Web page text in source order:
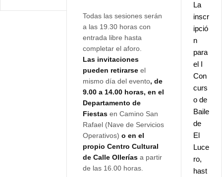
Todas las sesiones serán
a las 19.30 horas con
entrada libre hasta
completar el aforo.
Las invitaciones
pueden retirarseel
mismo día del evento, de
9.00 a 14.00 horas, en el
Departamento de
Fiestas en Camino San
Rafael (Nave de Servicios
Operativos)o en el
propio Centro Cultural
de Calle Ollerías a partir
de las 16.00 horas.
La
inscr
ipció
n
para
el I
Con
curs
o de
Baile
de
El
Luce
ro,
hast